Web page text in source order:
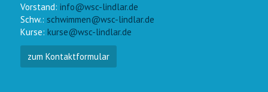
Vorstand: info@wsc-lindlar.de
Schw.: schwimmen@wsc-lindlar.de
Kurse: kurse@wsc-lindlar.de
zum Kontaktformular